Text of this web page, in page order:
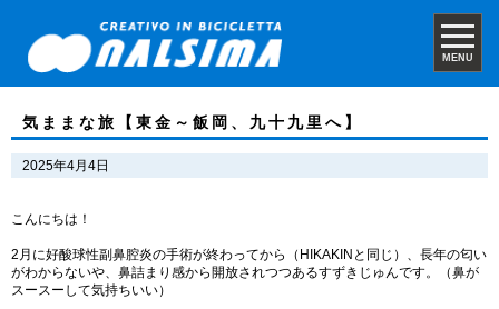
MENU
気ままな旅【東金～飯岡、九十九里へ】
2025年4月4日
こんにちは！
2月に好酸球性副鼻腔炎の手術が終わってから（HIKAKINと同じ）、長年の匂い
がわからないや、鼻詰まり感から開放されつつあるすずきじゅんです。（鼻が
スースーして気持ちいい）